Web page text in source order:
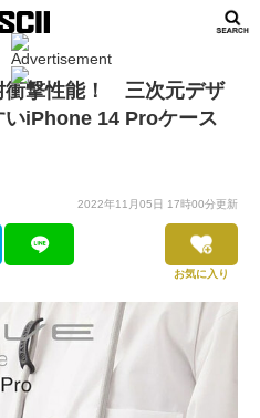
衝撃性能！ 三次元デザ
いiPhone 14 Proケース
2022年11月05日 17時00分更新
お気に入り